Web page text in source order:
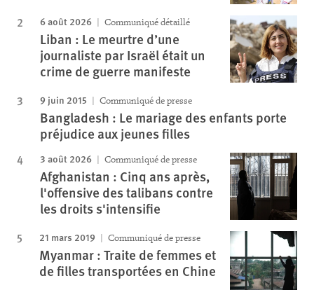
6 août 2026 Communiqué détaillé
Liban : Le meurtre d’une
journaliste par Israël était un
crime de guerre manifeste
9 juin 2015 Communiqué de presse
Bangladesh : Le mariage des enfants porte
préjudice aux jeunes filles
3 août 2026 Communiqué de presse
Afghanistan : Cinq ans après,
l'offensive des talibans contre
les droits s'intensifie
21 mars 2019 Communiqué de presse
Myanmar : Traite de femmes et
de filles transportées en Chine